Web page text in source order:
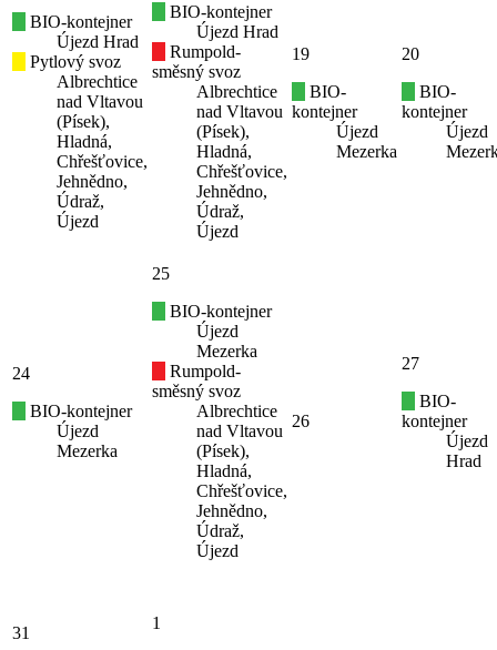
BIO-kontejner
Újezd Hrad
Pytlový svoz
Albrechtice
nad Vltavou
(Písek),
Hladná,
Chřešťovice,
Jehnědno,
Údraž,
Újezd
BIO-kontejner
Újezd Hrad
Rumpold-
směsný svoz
Albrechtice
nad Vltavou
(Písek),
Hladná,
Chřešťovice,
Jehnědno,
Údraž,
Újezd
19
BIO-
kontejner
Újezd
Mezerka
20
BIO-
kontejner
Újezd
24
BIO-kontejner
Újezd
Mezerka
25
BIO-kontejner
Újezd
Mezerka
Rumpold-
směsný svoz
Albrechtice
nad Vltavou
(Písek),
Hladná,
Chřešťovice,
Jehnědno,
Údraž,
Újezd
26
27
BIO-
kontejner
Újezd
Hrad
31
1